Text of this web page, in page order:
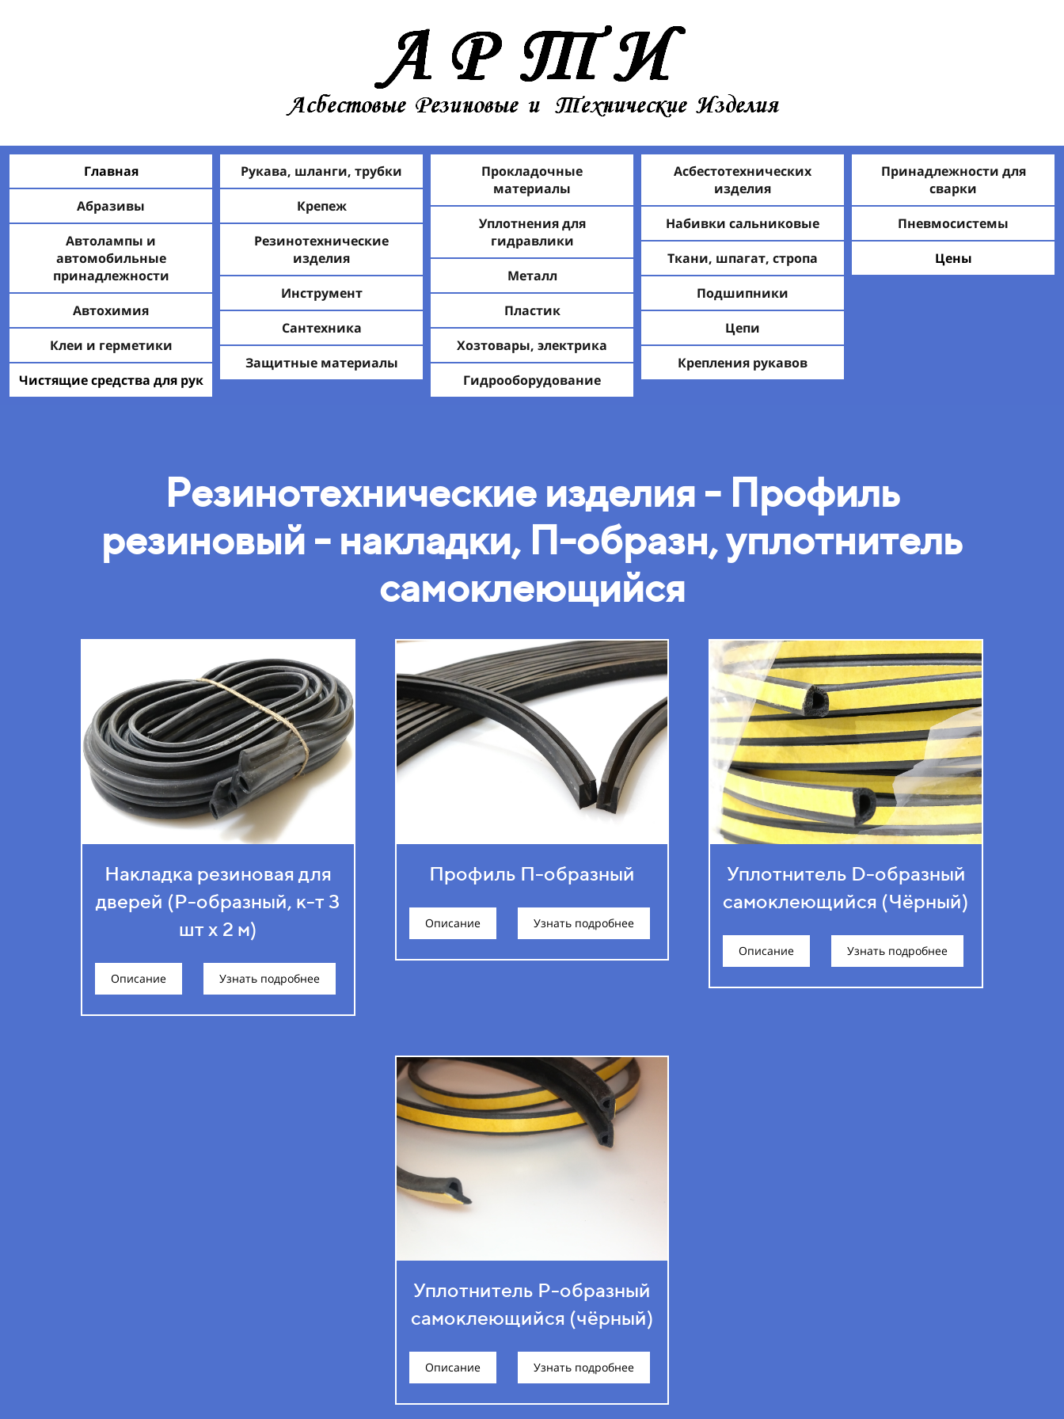
Главная
Абразивы
Автолампы и
автомобильные
принадлежности
Автохимия
Клеи и герметики
Чистящие средства для рук
Рукава, шланги, трубки
Крепеж
Резинотехнические
изделия
Инструмент
Сантехника
Защитные материалы
Прокладочные
материалы
Уплотнения для
гидравлики
Металл
Пластик
Хозтовары, электрика
Гидрооборудование
Асбестотехнических
изделия
Набивки сальниковые
Ткани, шпагат, стропа
Подшипники
Цепи
Крепления рукавов
Принадлежности для
сварки
Пневмосистемы
Цены
Резинотехнические изделия - Профиль
резиновый - накладки, П-образн, уплотнитель
самоклеющийся
Накладка резиновая для
дверей (Р-образный, к-т 3
шт х 2 м)
Описание Узнать подробнее
Профиль П-образный
Описание Узнать подробнее
Уплотнитель D-образный
самоклеющийся (Чёрный)
Описание Узнать подробнее
Уплотнитель Р-образный
самоклеющийся (чёрный)
Описание Узнать подробнее